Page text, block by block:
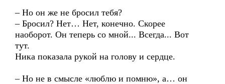
– Но он же не бросил тебя?
– Бросил? Нет… Нет, конечно. Скорее
наоборот. Он теперь со мной... Всегда... Вот
тут.
Ника показала рукой на голову и сердце.
– Но не в смысле «люблю и помню», а… он